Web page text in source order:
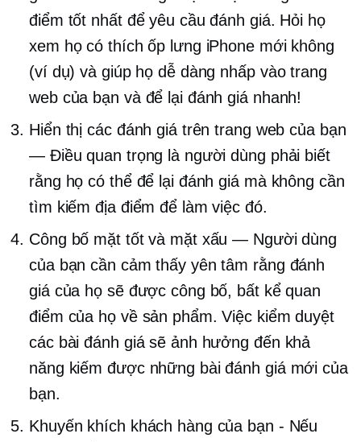
điểm tốt nhất để yêu cầu đánh giá. Hỏi họ
xem họ có thích ốp lưng iPhone mới không
(ví dụ) và giúp họ dễ dàng nhấp vào trang
web của bạn và để lại đánh giá nhanh!
Hiển thị các đánh giá trên trang web của bạn
— Điều quan trọng là người dùng phải biết
rằng họ có thể để lại đánh giá mà không cần
tìm kiếm địa điểm để làm việc đó.
Công bố mặt tốt và mặt xấu — Người dùng
của bạn cần cảm thấy yên tâm rằng đánh
giá của họ sẽ được công bố, bất kể quan
điểm của họ về sản phẩm. Việc kiểm duyệt
các bài đánh giá sẽ ảnh hưởng đến khả
năng kiếm được những bài đánh giá mới của
bạn.
Khuyến khích khách hàng của bạn - Nếu